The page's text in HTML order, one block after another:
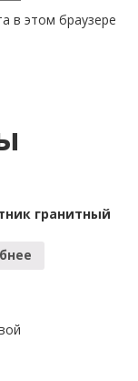
в этом браузере
гранитный